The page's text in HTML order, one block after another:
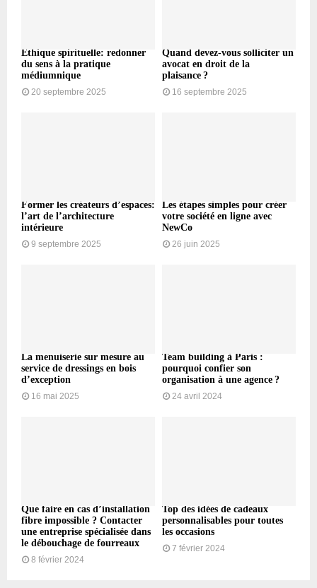
Éthique spirituelle: redonner
du sens à la pratique
médiumnique
20 septembre 2025
Quand devez-vous solliciter un
avocat en droit de la
plaisance ?
16 septembre 2025
Former les créateurs d’espaces:
l’art de l’architecture
intérieure
9 septembre 2025
Les étapes simples pour créer
votre société en ligne avec
NewCo
26 juin 2025
La menuiserie sur mesure au
service de dressings en bois
d’exception
16 mai 2025
Team building à Paris :
pourquoi confier son
organisation à une agence ?
24 avril 2024
Que faire en cas d’installation
fibre impossible ? Contacter
une entreprise spécialisée dans
le débouchage de fourreaux
8 février 2024
Top des idées de cadeaux
personnalisables pour toutes
les occasions
7 février 2024